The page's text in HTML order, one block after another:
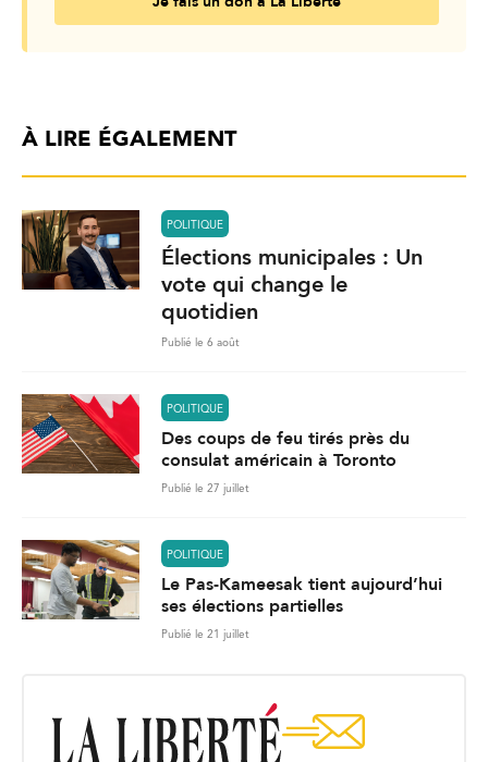
À LIRE ÉGALEMENT
POLITIQUE
Élections municipales : Un
vote qui change le
quotidien
Publié le 6 août
POLITIQUE
Des coups de feu tirés près du
consulat américain à Toronto
Publié le 27 juillet
POLITIQUE
Le Pas-Kameesak tient aujourd’hui
ses élections partielles
Publié le 21 juillet